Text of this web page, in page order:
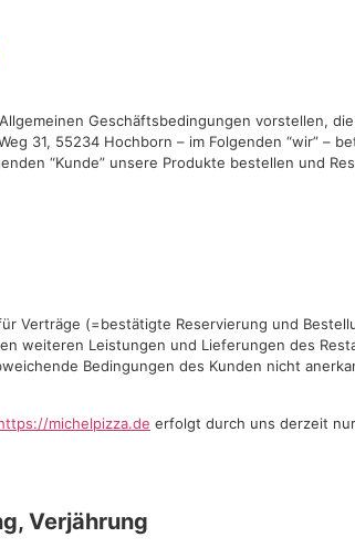
Geschäftsbedingungen vorstellen,
31, 55234 Hochborn – im Folgenden “wir” –
“Kunde” unsere Produkte bestellen und
Verträge (=bestätigte Reservierung und
weiteren Leistungen und Lieferungen des
Bedingungen des Kunden nicht
michelpizza.de erfolgt durch uns derzeit
Verjährung